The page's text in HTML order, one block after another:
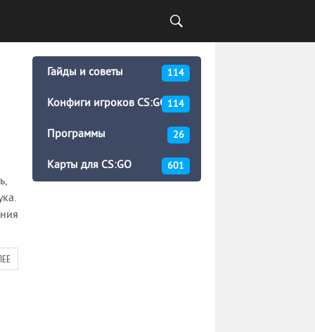
Гайды и советы 114
Конфиги игроков CS:GO 114
Программы 26
Карты для CS:GO 601